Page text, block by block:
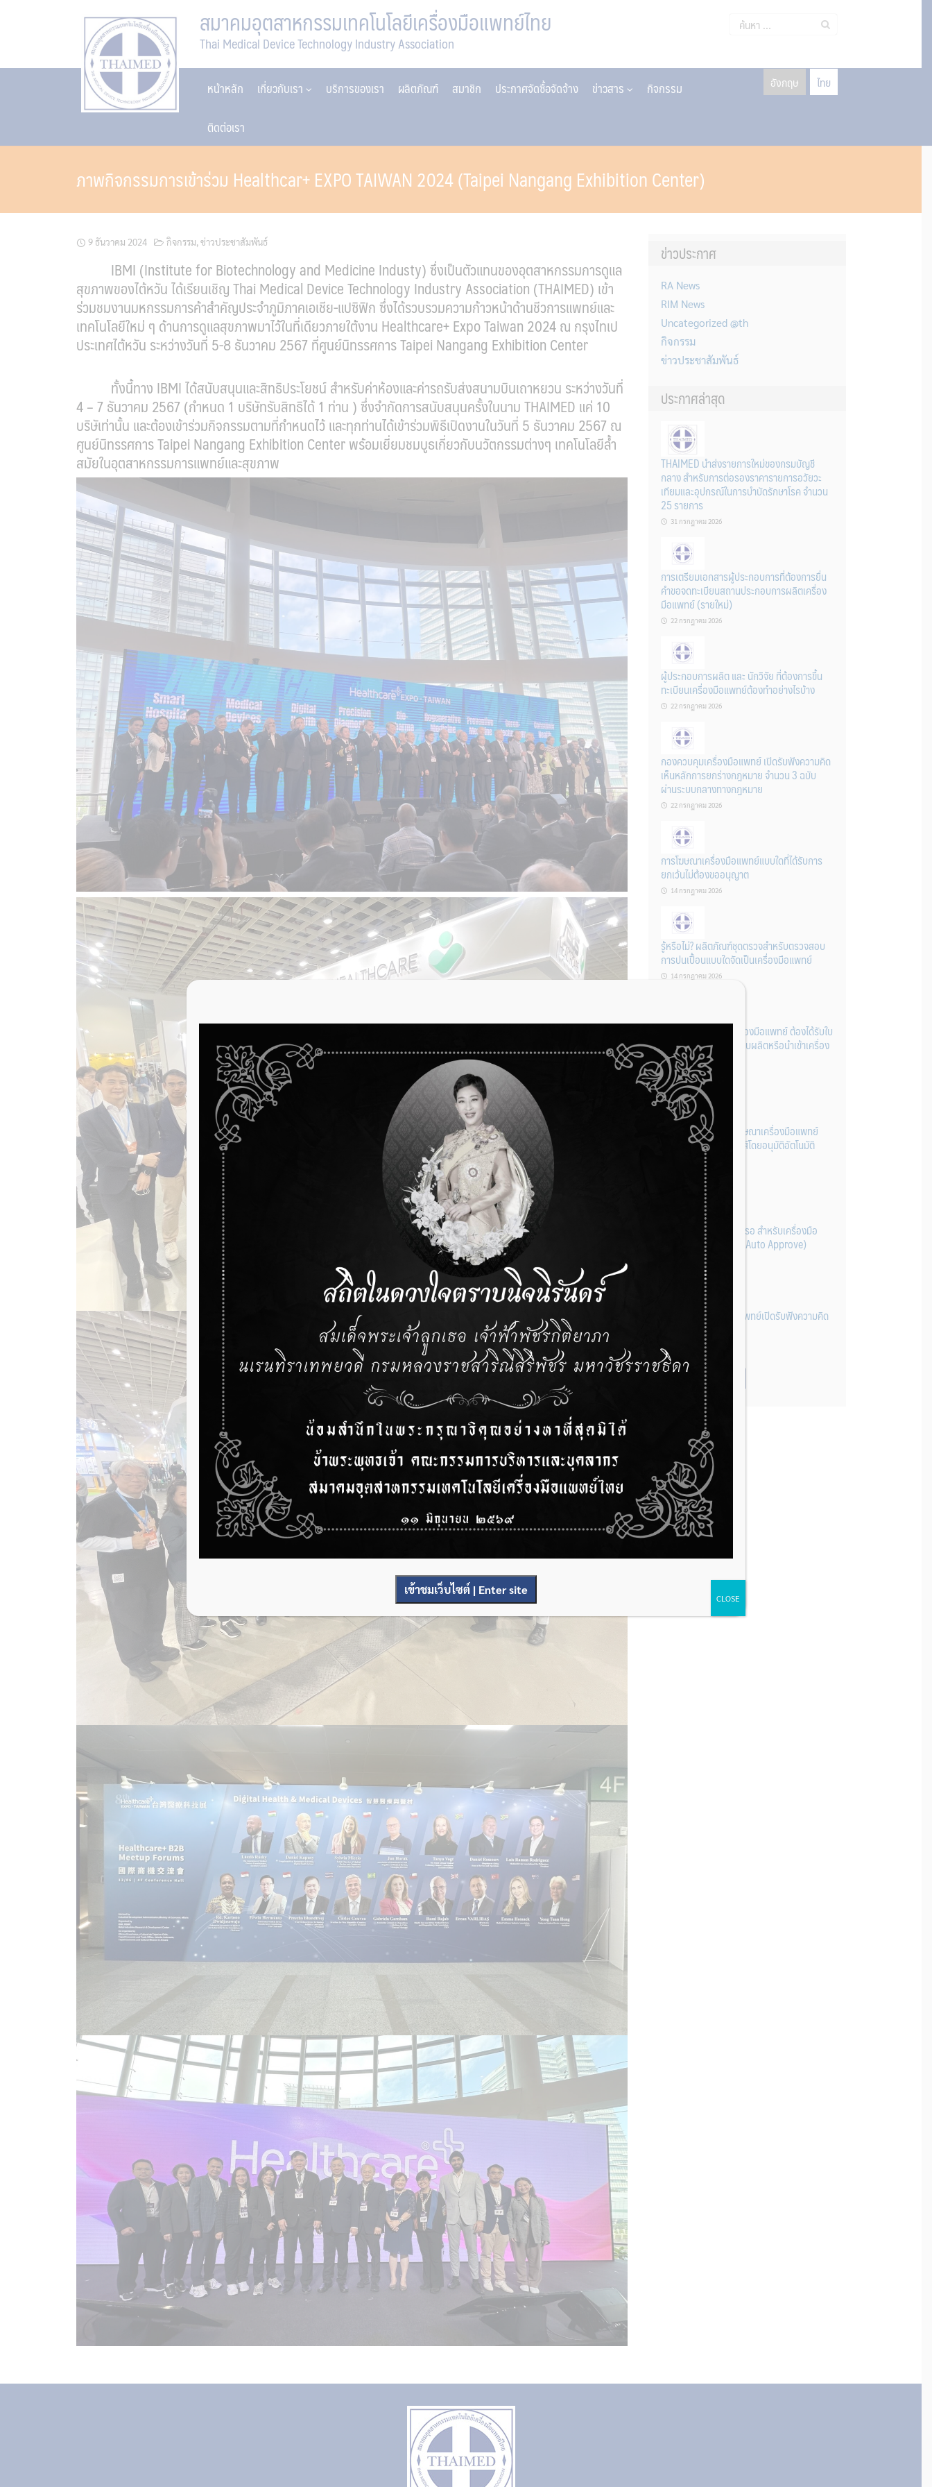
สมาคมอุตสาหกรรมเทคโนโลยีเครื่องมือแพทย์ไทย
Thai Medical Device Technology Industry Association
ค้นหา
หน้าหลัก เกี่ยวกับเรา บริการของเรา ผลิตภัณฑ์ สมาชิก ประกาศจัดซื้อจัดจ้าง ข่าวสาร
กิจกรรม
ติดต่อเรา
อังกฤษ ไทย
ภาพกิจกรรมการเข้าร่วม Healthcar+ EXPO TAIWAN 2024 (Taipei Nangang Exhibition Center)
9 ธันวาคม 2024 กิจกรรม, ข่าวประชาสัมพันธ์
IBMI (Institute for Biotechnology and Medicine Industy) ซึ่งเป็นตัวแทนของอุตสาหกรรมการดูแล
สุขภาพของไต้หวัน ได้เรียนเชิญ Thai Medical Device Technology Industry Association (THAIMED) เข้า
ร่วมชมงานมหกรรมการค้าสำคัญประจำภูมิภาคเอเชีย-แปซิฟิก ซึ่งได้รวบรวมความก้าวหน้าด้านชีวการแพทย์และ
เทคโนโลยีใหม่ ๆ ด้านการดูแลสุขภาพมาไว้ในที่เดียวภายใต้งาน Healthcare+ Expo Taiwan 2024 ณ กรุงไทเป
ประเทศไต้หวัน ระหว่างวันที่ 5-8 ธันวาคม 2567 ที่ศูนย์นิทรรศการ Taipei Nangang Exhibition Center
ทั้งนี้ทาง IBMI ได้สนับสนุนและสิทธิประโยชน์ สำหรับค่าห้องและค่ารถรับส่งสนามบินเถาหยวน ระหว่างวันที่
4 – 7 ธันวาคม 2567 (กำหนด 1 บริษัทรับสิทธิได้ 1 ท่าน ) ซึ่งจำกัดการสนับสนุนครั้งในนาม THAIMED แค่ 10
บริษัเท่านั้น และต้องเข้าร่วมกิจกรรมตามที่กำหนดไว้ และทุกท่านได้เข้าร่วมพิธีเปิดงานในวันที่ 5 ธันวาคม 2567 ณ
ศูนย์นิทรรศการ Taipei Nangang Exhibition Center พร้อมเยี่ยมชมบูธเกี่ยวกับนวัตกรรมต่างๆ เทคโนโลยีล้ำ
สมัยในอุตสาหกรรมการแพทย์และสุขภาพ
ข่าวประกาศ
RA News
RIM News
Uncategorized @th
กิจกรรม
ข่าวประชาสัมพันธ์
ประกาศล่าสุด
THAIMED นำส่งรายการใหม่ของกรมบัญชี
กลาง สำหรับการต่อรองราคารายการอวัยวะ
เทียมและอุปกรณ์ในการบำบัดรักษาโรค จำนวน
25 รายการ
31 กรกฎาคม 2026
การเตรียมเอกสารผู้ประกอบการที่ต้องการยื่น
คำขอจดทะเบียนสถานประกอบการผลิตเครื่อง
มือแพทย์ (รายใหม่)
22 กรกฎาคม 2026
ผู้ประกอบการผลิต และ นักวิจัย ที่ต้องการขึ้น
ทะเบียนเครื่องมือแพทย์ต้องทำอย่างไรบ้าง
22 กรกฎาคม 2026
กองควบคุมเครื่องมือแพทย์ เปิดรับฟังความคิด
เห็นหลักการยกร่างกฎหมาย จำนวน 3 ฉบับ
ผ่านระบบกลางทางกฎหมาย
22 กรกฎาคม 2026
การโฆษณาเครื่องมือแพทย์แบบใดที่ได้รับการ
ยกเว้นไม่ต้องขออนุญาต
14 กรกฎาคม 2026
รู้หรือไม่? ผลิตภัณฑ์ชุดตรวจสําหรับตรวจสอบ
การปนเปื้อนแบบใดจัดเป็นเครื่องมือแพทย์
14 กรกฎาคม 2026
การนำเข้าหรือผลิตเครื่องมือแพทย์ ต้องได้รับใบ
จดทะเบียนสถานประกอบผลิตหรือนำเข้าเครื่อง
มือแพทย์ก่อนเท่านั้น
14 กรกฎาคม 2026
ระบบการขออนุญาตโฆษณาเครื่องมือแพทย์
ผ่านระบบอิเล็กทรอนิกส์โดยอนุมัติอัตโนมัติ
(Auto-approve)
14 กรกฎาคม 2026
ยื่นง่าย อนุมัติไว ไม่ต้องรอ สำหรับเครื่องมือ
แพทย์จดแจ้ง (Class 1-Auto Approve)
14 กรกฎาคม 2026
กองควบคุมเครื่องมือแพทย์เปิดรับฟังความคิด
เห็นร่างประกาศฯ
14 กรกฎาคม 2026
ดูข่าวทั้งหมด
เข้าชมเว็บไซต์ | Enter site
CLOSE